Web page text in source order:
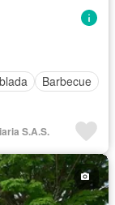
Barbecue
S.A.S.